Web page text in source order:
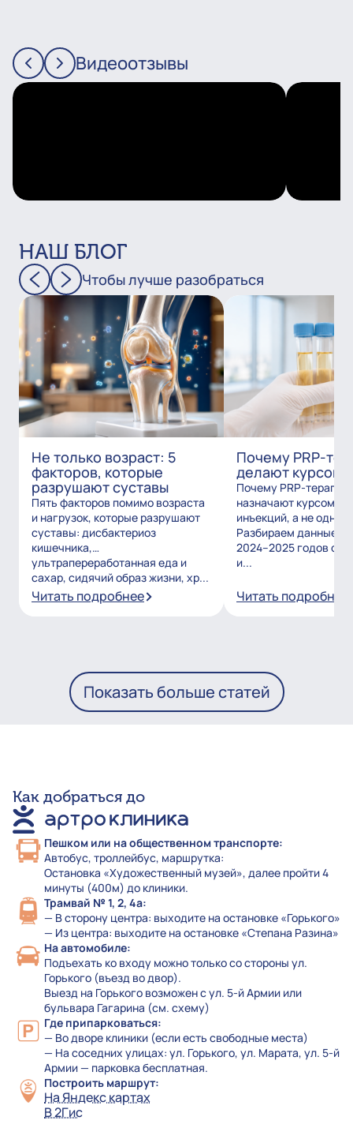
Видеоотзывы
НАШ БЛОГ
Чтобы лучше разобраться
Не только возраст: 5
факторов, которые
разрушают суставы
Пять факторов помимо возраста
и нагрузок, которые разрушают
суставы: дисбактериоз
кишечника,
ультрапереработанная еда и
сахар, сидячий образ жизни, хр...
Читать подробнее
Почему PRP-
делают курсом?
Почему PRP-
назначают курсом из
инъекций, а не
Разбираем данные
2024–2025 годов о
и...
Читать подробнее
Показать больше статей
Как добраться до
Пешком или на общественном транспорте:
Автобус, троллейбус, маршрутка:
Остановка «Художественный музей», далее пройти 4
минуты (400м) до клиники.
Трамвай № 1, 2, 4а:
— В сторону центра: выходите на остановке «Горького»
— Из центра: выходите на остановке «Степана Разина»
На автомобиле:
Подъехать ко входу можно только со стороны ул.
Горького (въезд во двор).
Выезд на Горького возможен с ул. 5-й Армии или
бульвара Гагарина (см. схему)
Где припарковаться:
— Во дворе клиники (если есть свободные места)
— На соседних улицах: ул. Горького, ул. Марата, ул. 5-й
Армии — парковка бесплатная.
Построить маршрут:
На Яндекс картах
В 2Гис